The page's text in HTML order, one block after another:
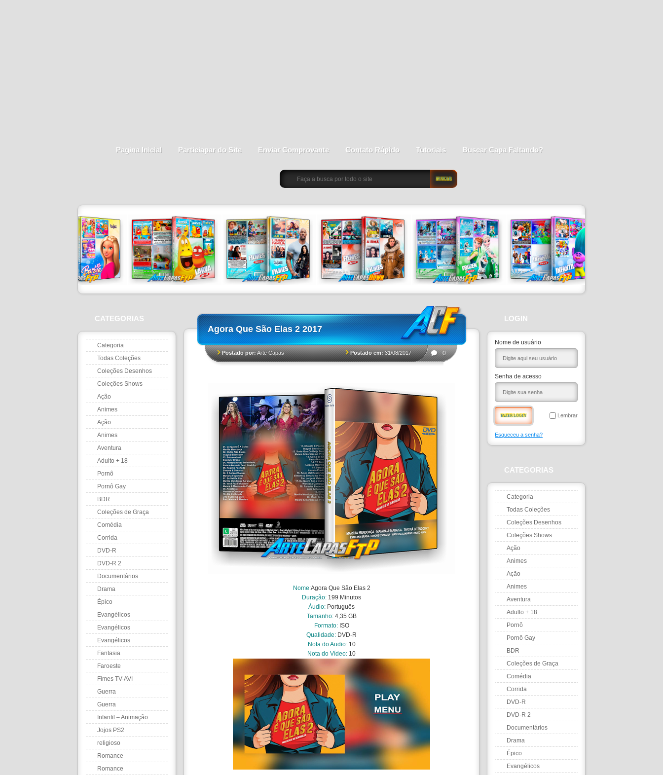
Pagina Inicial Particiapar do Site Enviar Comprovante Contato Rápido Tutoriais Buscar Capa Faltando?
BUSCAR
CATEGORIAS
Categoria
Todas Coleções
Coleções Desenhos
Coleções Shows
Ação
Animes
Ação
Animes
Aventura
Adulto + 18
Pornô
Pornô Gay
BDR
Coleções de Graça
Comédia
Corrida
DVD-R
DVD-R 2
Documentários
Drama
Épico
Evangélicos
Evangélicos
Evangélicos
Fantasia
Faroeste
Fimes TV-AVI
Guerra
Guerra
Infantil – Animação
Jojos PS2
religioso
Romance
Romance
Agora Que São Elas 2 2017
Postado por:Arte Capas 0
Postado em:31/08/2017
Nome:Agora Que São Elas 2
Duração: 199 Minutos
Áudio: Português
Tamanho: 4,35 GB
Formato: ISO
Qualidade: DVD-R
Nota do Audio: 10
Nota do Vídeo: 10
LOGIN
Nome de usuário
Senha de acesso
Lembrar
Esqueceu a senha?
CATEGORIAS
Categoria
Todas Coleções
Coleções Desenhos
Coleções Shows
Ação
Animes
Ação
Animes
Aventura
Adulto + 18
Pornô
Pornô Gay
BDR
Coleções de Graça
Comédia
Corrida
DVD-R
DVD-R 2
Documentários
Drama
Épico
Evangélicos